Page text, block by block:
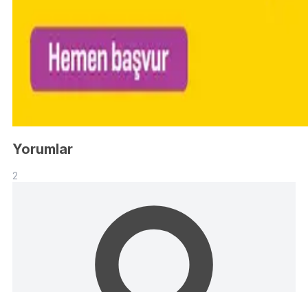
Yorumlar
2